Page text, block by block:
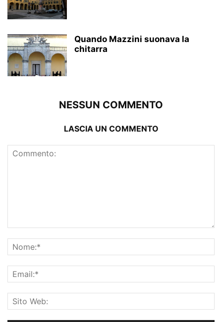
Quando Mazzini suonava la
chitarra
NESSUN COMMENTO
LASCIA UN COMMENTO